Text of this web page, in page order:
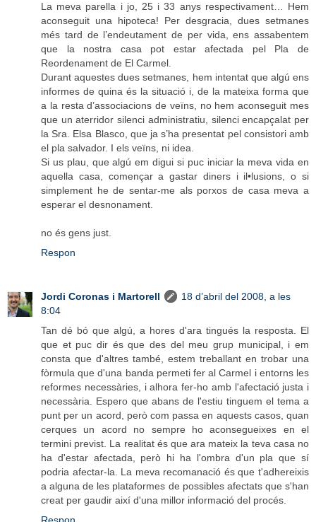
La meva parella i jo, 25 i 33 anys respectivament… Hem
aconseguit una hipoteca! Per desgracia, dues setmanes
més tard de l’endeutament de per vida, ens assabentem
que la nostra casa pot estar afectada pel Pla de
Reordenament de El Carmel.
Durant aquestes dues setmanes, hem intentat que algú ens
informes de quina és la situació i, de la mateixa forma que
a la resta d’associacions de veïns, no hem aconseguit mes
que un aterridor silenci administratiu, silenci encapçalat per
la Sra. Elsa Blasco, que ja s’ha presentat pel consistori amb
el pla salvador. I els veïns, ni idea.
Si us plau, que algú em digui si puc iniciar la meva vida en
aquella casa, començar a gastar diners i il•lusions, o si
simplement he de sentar-me als porxos de casa meva a
esperar el desnonament.
no és gens just.
Respon
Jordi Coronas i Martorell
18 d’abril del 2008, a les
8:04
Tan dé bó que algú, a hores d'ara tingués la resposta. El
que et puc dir és que des del meu grup municipal, i em
consta que d'altres també, estem treballant en trobar una
fòrmula que d'una banda permeti fer al Carmel i entorns les
reformes necessàries, i alhora fer-ho amb l'afectació justa i
necessària. Espero que abans de l'estiu tinguem el tema a
punt per un acord, però com passa en aquests casos, quan
cerques un acord no sempre ho aconsegueixes en el
termini previst. La realitat és que ara mateix la teva casa no
ha d'estar afectada, però hi ha l'ombra d'un pla que sí
podria afectar-la. La meva recomanació és que t'adhereixis
a alguna de les plataformes de possibles afectats que s'han
creat per gaudir així d'una millor informació del procés.